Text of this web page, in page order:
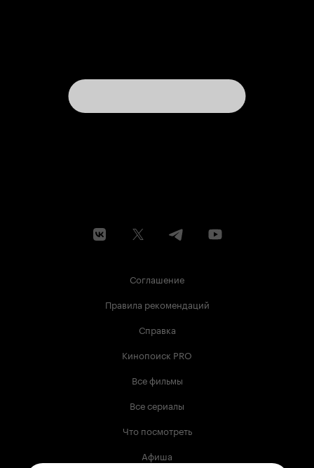
Соглашение
Правила рекомендаций
Справка
Кинопоиск PRO
Все фильмы
Все сериалы
Что посмотреть
Афиша